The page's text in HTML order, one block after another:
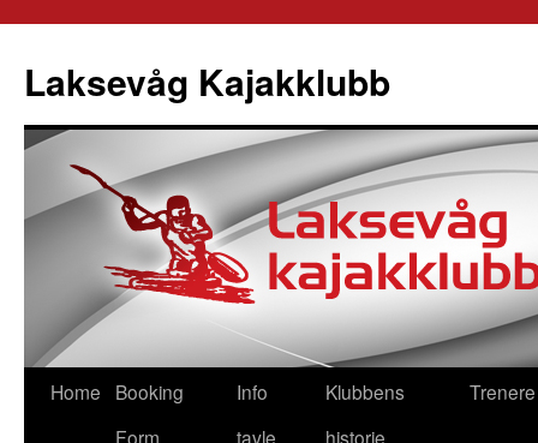
content
Laksevåg Kajakklubb
Home
Booking
Form
Info
tavle
Klubbens
historie
Trenere